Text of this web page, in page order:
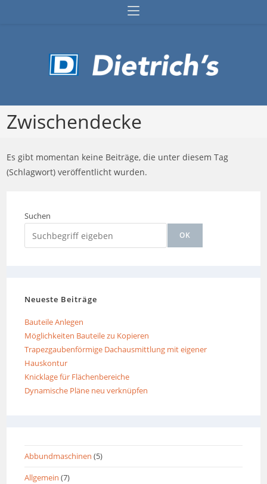
Zwischendecke
Es gibt momentan keine Beiträge, die unter diesem Tag
(Schlagwort) veröffentlicht wurden.
Suchen
OK
Neueste Beiträge
Bauteile Anlegen
Möglichkeiten Bauteile zu Kopieren
Trapezgaubenförmige Dachausmittlung mit eigener
Hauskontur
Knicklage für Flächenbereiche
Dynamische Pläne neu verknüpfen
Abbundmaschinen (5)
Allgemein (7)